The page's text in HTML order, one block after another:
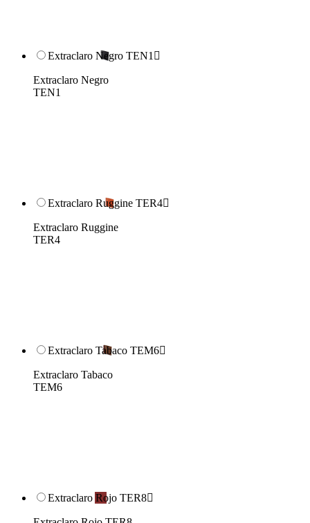
Extraclaro Negro TEN1 
Extraclaro Negro
TEN1
Extraclaro Ruggine TER4
Extraclaro Ruggine
TER4
Extraclaro Tabaco TEM6
Extraclaro Tabaco
TEM6
Extraclaro Rojo TER8